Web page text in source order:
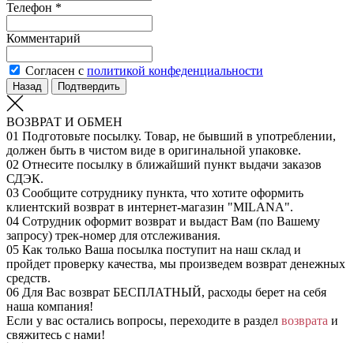
Телефон *
Комментарий
Согласен с политикой конфеденциальности
Назад Подтвердить
ВОЗВРАТ И ОБМЕН
01 Подготовьте посылку. Товар, не бывший в употреблении,
должен быть в чистом виде в оригинальной упаковке.
02 Отнесите посылку в ближайший пункт выдачи заказов
СДЭК.
03 Сообщите сотруднику пункта, что хотите оформить
клиентский возврат в интернет-магазин "MILANA".
04 Сотрудник оформит возврат и выдаст Вам (по Вашему
запросу) трек-номер для отслеживания.
05 Как только Ваша посылка поступит на наш склад и
пройдет проверку качества, мы произведем возврат денежных
средств.
06 Для Вас возврат БЕСПЛАТНЫЙ, расходы берет на себя
наша компания!
Если у вас остались вопросы, переходите в раздел возврата и
свяжитесь с нами!